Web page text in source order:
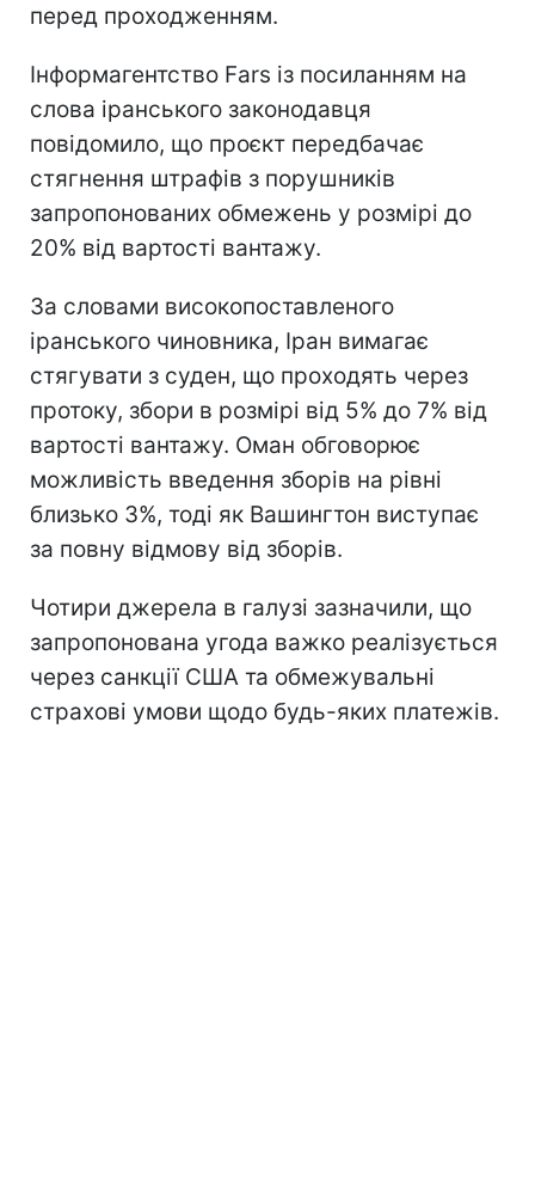
перед проходженням.
Інформагентство Fars із посиланням на
слова іранського законодавця
повідомило, що проєкт передбачає
стягнення штрафів з порушників
запропонованих обмежень у розмірі до
20% від вартості вантажу.
За словами високопоставленого
іранського чиновника, Іран вимагає
стягувати з суден, що проходять через
протоку, збори в розмірі від 5% до 7% від
вартості вантажу. Оман обговорює
можливість введення зборів на рівні
близько 3%, тоді як Вашингтон виступає
за повну відмову від зборів.
Чотири джерела в галузі зазначили, що
запропонована угода важко реалізується
через санкції США та обмежувальні
страхові умови щодо будь-яких платежів.